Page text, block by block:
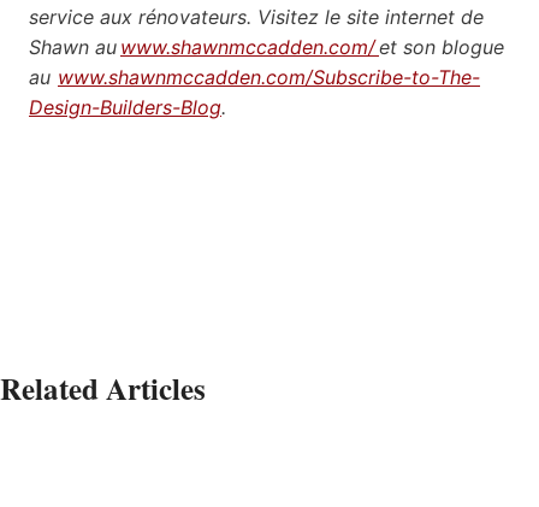
service aux rénovateurs. Visitez le site internet de
Shawn au www.shawnmccadden.com/et son blogue
au www.shawnmccadden.com/Subscribe-to-The-
Design-Builders-Blog.
Related Articles